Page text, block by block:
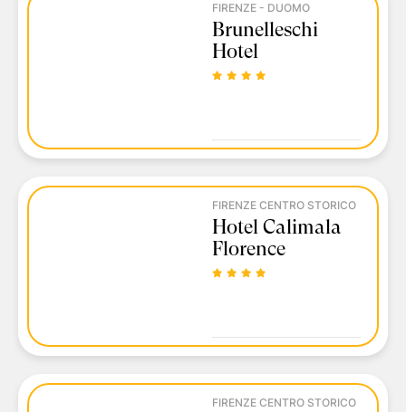
FIRENZE - DUOMO
Brunelleschi
Hotel
FIRENZE CENTRO STORICO
Hotel Calimala
Florence
FIRENZE CENTRO STORICO